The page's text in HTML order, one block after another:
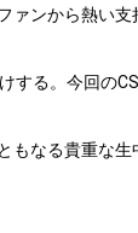
ァンから熱い
する。今回の
もなる貴重な生